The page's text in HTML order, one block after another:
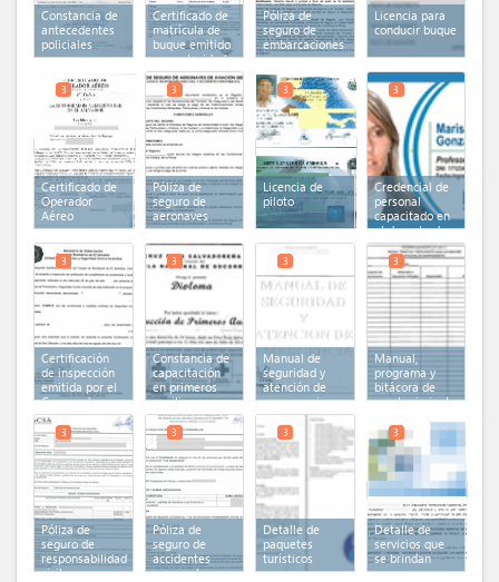
Constancia de
antecedentes
policiales
Certificado de
matrícula de
buque emitido
por autoridad
marítima
portuaria
Póliza de
seguro de
embarcaciones
Licencia para
conducir buque
Certificado de
Operador
Aéreo
3
Póliza de
seguro de
aeronaves
3
Licencia de
piloto
3
Credencial de
personal
capacitado en
el deporte de
Golf
3
Certificación
de inspección
emitida por el
Cuerpo de
bomberos
3
Constancia de
capacitación
en primeros
auxilios
3
Manual de
seguridad y
atención de
emergencias
3
Manual,
programa y
bitácora de
mantenimiento
infraestructura
3
Póliza de
seguro de
responsabilidad
civil
3
Póliza de
seguro de
accidentes
personales
3
Detalle de
paquetes
turísticos
3
Detalle de
servicios que
se brindan
3